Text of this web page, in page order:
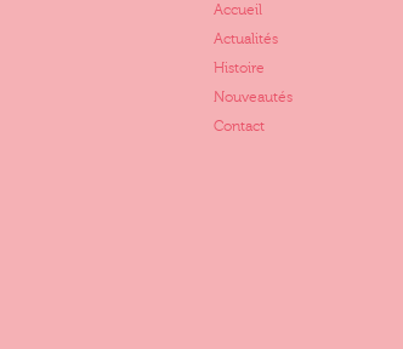
Accueil
Actualités
Histoire
Nouveautés
Contact